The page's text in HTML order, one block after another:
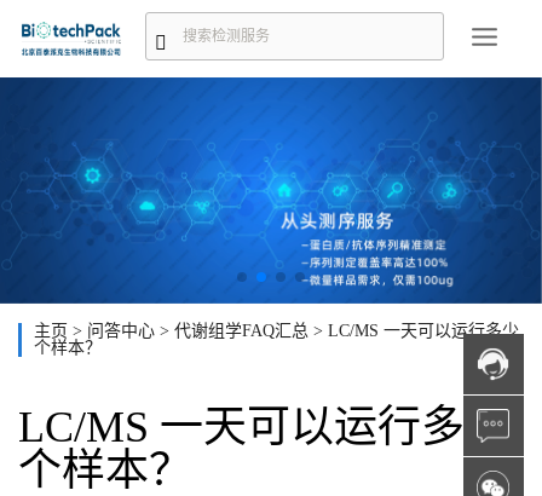
主页 > 问答中心 > 代谢组学FAQ汇总 > LC/MS 一天可以运行多少
个样本？
LC/MS 一天可以运行多少
个样本？